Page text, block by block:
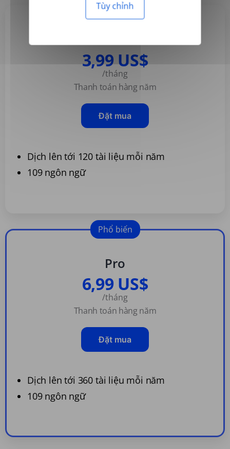
Tùy chỉnh
3,99 US$
/tháng
Thanh toán hàng năm
Đặt mua
Dịch lên tới 120 tài liệu mỗi năm
109 ngôn ngữ
Pro
6,99 US$
/tháng
Thanh toán hàng năm
Đặt mua
Dịch lên tới 360 tài liệu mỗi năm
109 ngôn ngữ
Phổ biến